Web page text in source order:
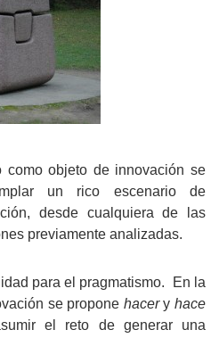
objeto de innovación se
un rico escenario de
desde cualquiera de las
previamente analizadas.
para el pragmatismo.
En la
se propone hacery hace
el reto de generar una